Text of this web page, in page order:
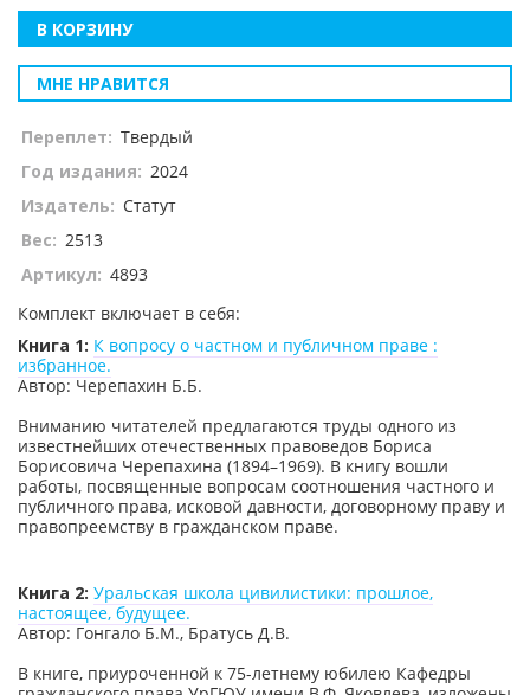
В КОРЗИНУ
МНЕ НРАВИТСЯ
Переплет: Твердый
Год издания: 2024
Издатель: Статут
Вес: 2513
Артикул: 4893
Комплект включает в себя:
Книга 1: К вопросу о частном и публичном праве :
избранное.
Автор: Черепахин Б.Б.
Вниманию читателей предлагаются труды одного из
известнейших отечественных правоведов Бориса
Борисовича Черепахина (1894–1969). В книгу вошли
работы, посвященные вопросам соотношения частного и
публичного права, исковой давности, договорному праву и
правопреемству в гражданском праве.
Книга 2: Уральская школа цивилистики: прошлое,
настоящее, будущее.
Автор: Гонгало Б.М., Братусь Д.В.
В книге, приуроченной к 75-летнему юбилею Кафедры